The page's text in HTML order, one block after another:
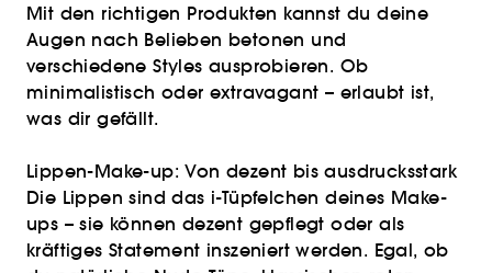
Mit den richtigen Produkten kannst du deine
Augen nach Belieben betonen und
verschiedene Styles ausprobieren. Ob
minimalistisch oder extravagant – erlaubt ist,
was dir gefällt.
Lippen-Make-up: Von dezent bis ausdrucksstark
Die Lippen sind das i-Tüpfelchen deines Make-
ups – sie können dezent gepflegt oder als
kräftiges Statement inszeniert werden. Egal, ob